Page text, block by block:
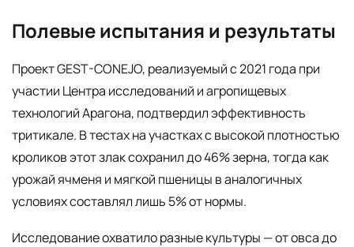
Полевые испытания и результаты
Проект GEST-CONEJO, реализуемый с 2021 года при
участии Центра исследований и агропищевых
технологий Арагона, подтвердил эффективность
тритикале. В тестах на участках с высокой плотностью
кроликов этот злак сохранил до 46% зерна, тогда как
урожай ячменя и мягкой пшеницы в аналогичных
условиях составлял лишь 5% от нормы.
Исследование охватило разные культуры — от овса до